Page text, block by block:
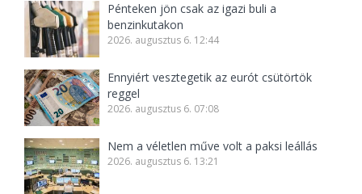
Pénteken jön csak az igazi buli a
benzinkutakon
2026. augusztus 6. 12:44
Ennyiért vesztegetik az eurót csütörtök
reggel
2026. augusztus 6. 07:08
Nem a véletlen műve volt a paksi leállás
2026. augusztus 6. 13:21